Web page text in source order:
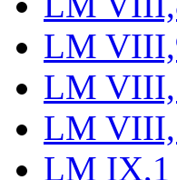
LM
LM
LM
LM IX,1